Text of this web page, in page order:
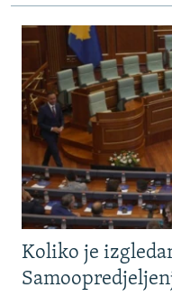
Koliko je